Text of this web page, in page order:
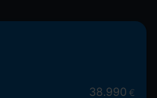
38.990 €